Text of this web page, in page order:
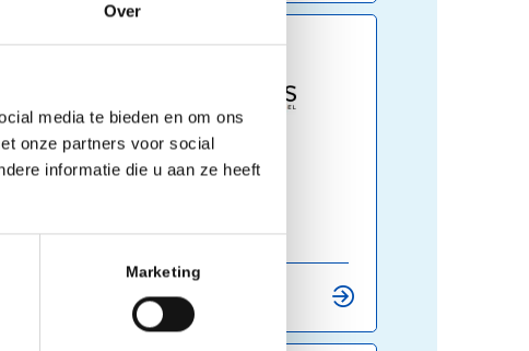
Over
media te bieden en om ons
onze partners voor social
informatie die u aan ze heeft
Marketing
Biotech Services